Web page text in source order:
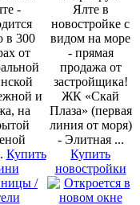
-
в 300
от
и
на
Купить
/
Ялте в
новостройке с
видом на море
- прямая
продажа от
застройщика!
ЖК «Скай
Плаза» (первая
линия от моря)
- Элитная ...
Купить
новостройки